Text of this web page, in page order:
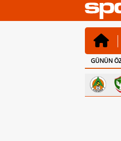
GÜNÜN
CANLI